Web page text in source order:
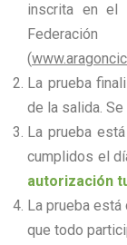
inscrita en el
(
La prueba
de la salida.
La prueba
cumplidos el
autorización
La prueba
que todo